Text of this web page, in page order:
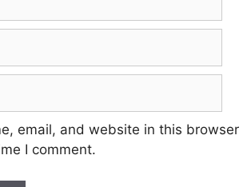
email, and website in this browser
I comment.